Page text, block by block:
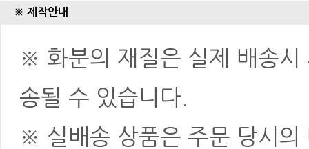
※ 제작안내
※ 화분의 재질은 실제 배송시
송될 수 있습니다.
※ 실배송 상품은 주문 당시의